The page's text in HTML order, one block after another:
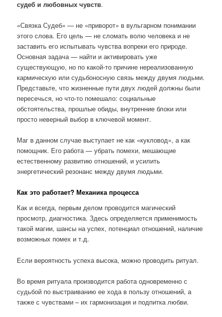
судеб и любовных чувств.
«Связка Судеб» — не «приворот» в вульгарном понимании
этого слова. Его цель — не сломать волю человека и не
заставить его испытывать чувства вопреки его природе.
Основная задача — найти и активировать уже
существующую, но по какой-то причине нереализованную
кармическую или судьбоносную связь между двумя людьми.
Представьте, что жизненные пути двух людей должны были
пересечься, но что-то помешало: социальные
обстоятельства, прошлые обиды, внутренние блоки или
просто неверный выбор в ключевой момент.
Маг в данном случае выступает не как «кукловод», а как
помощник. Его работа — убрать помехи, мешающие
естественному развитию отношений, и усилить
энергетический резонанс между двумя людьми.
Как это работает? Механика процесса
Как и всегда, первым делом проводится магический
просмотр, диагностика. Здесь определяется применимость
такой магии, шансы на успех, потенциал отношений, наличие
возможных помех и т.д.
Если вероятность успеха высока, можно проводить ритуал.
Во время ритуала производится работа одновременно с
судьбой по выстраиванию ее хода в пользу отношений, а
также с чувствами – их гармонизация и подпитка любви.